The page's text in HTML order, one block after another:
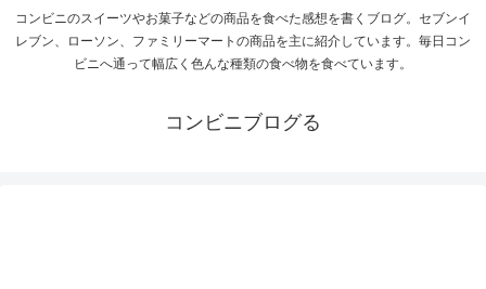
コンビニのスイーツやお菓子などの商品を食べた感想を書くブログ。セブンイ
レブン、ローソン、ファミリーマートの商品を主に紹介しています。毎日コン
ビニへ通って幅広く色んな種類の食べ物を食べています。
コンビニブログる